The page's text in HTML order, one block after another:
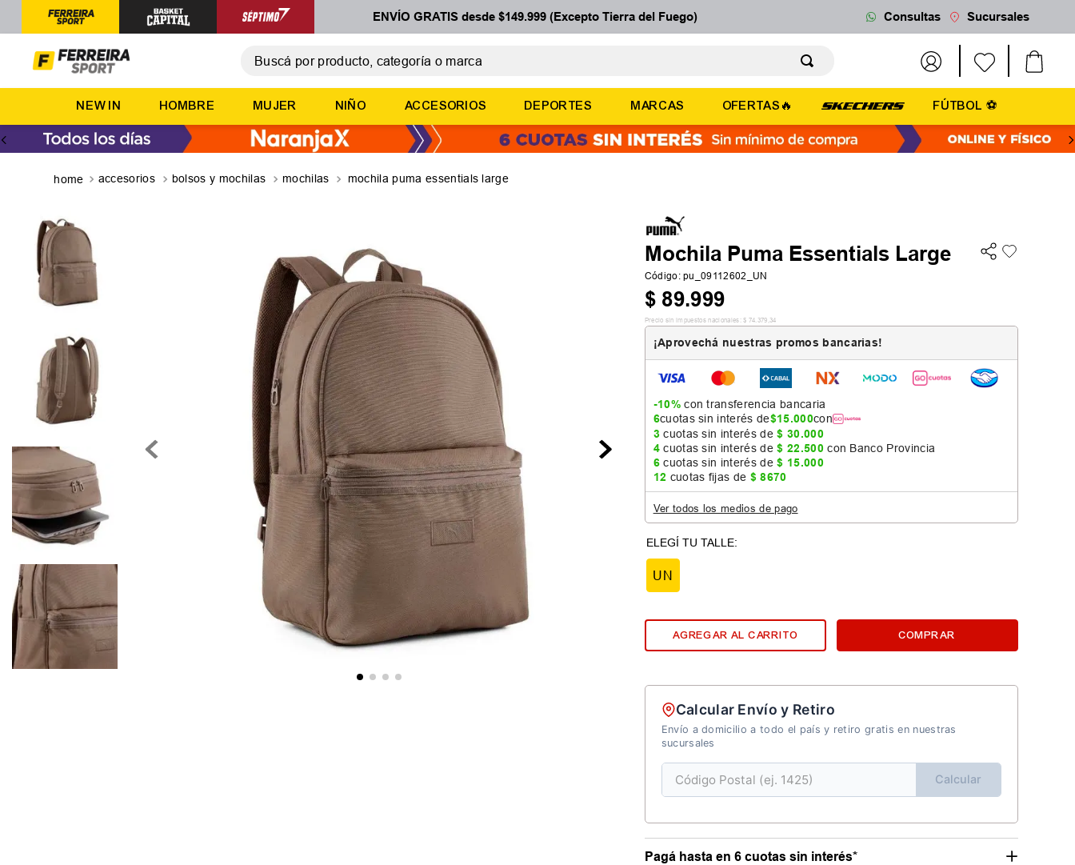
ENVÍO GRATIS desde $149.999 (Excepto Tierra del Fuego) Consultas Sucursales
TÉRMINOS MÁS BUSCADOS
2
zapatillas
3.
basquet
NEW IN HOMBRE MUJER NIÑO ACCESORIOS DEPORTES MARCAS OFERTAS🔥 FÚTBOL ⚽
accesorios bolsos y mochilas mochilas mochila puma essentials large
Mochila Puma Essentials Large
Código:pu_09112602_UN
$ 89.999
Precio sin impuestos nacionales: $ 74.379 ,34
¡Aprovechá nuestras promos bancarias!
-10%con transferencia bancaria
6cuotas sin interés de$15.000con
3cuotas sin interés de$ 30.000
4cuotas sin interés de$ 22.500 con Banco Provincia
6cuotas sin interés de$ 15.000
12 cuotas fijas de $ 8670
Ver todos los medios de pago
UN
AGREGAR AL CARRITO COMPRAR
Calcular Envío y Retiro
Envío a domicilio a todo el país y retiro gratis en nuestras
sucursales
Calcular
Pagá hasta en 6 cuotas sin interés*